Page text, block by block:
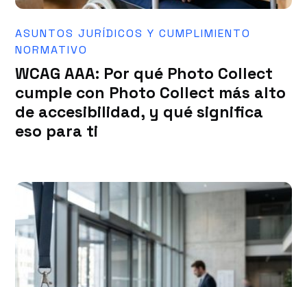
ASUNTOS JURÍDICOS Y CUMPLIMIENTO
NORMATIVO
WCAG AAA: Por qué Photo Collect
cumple con Photo Collect más alto
de accesibilidad, y qué significa
eso para ti